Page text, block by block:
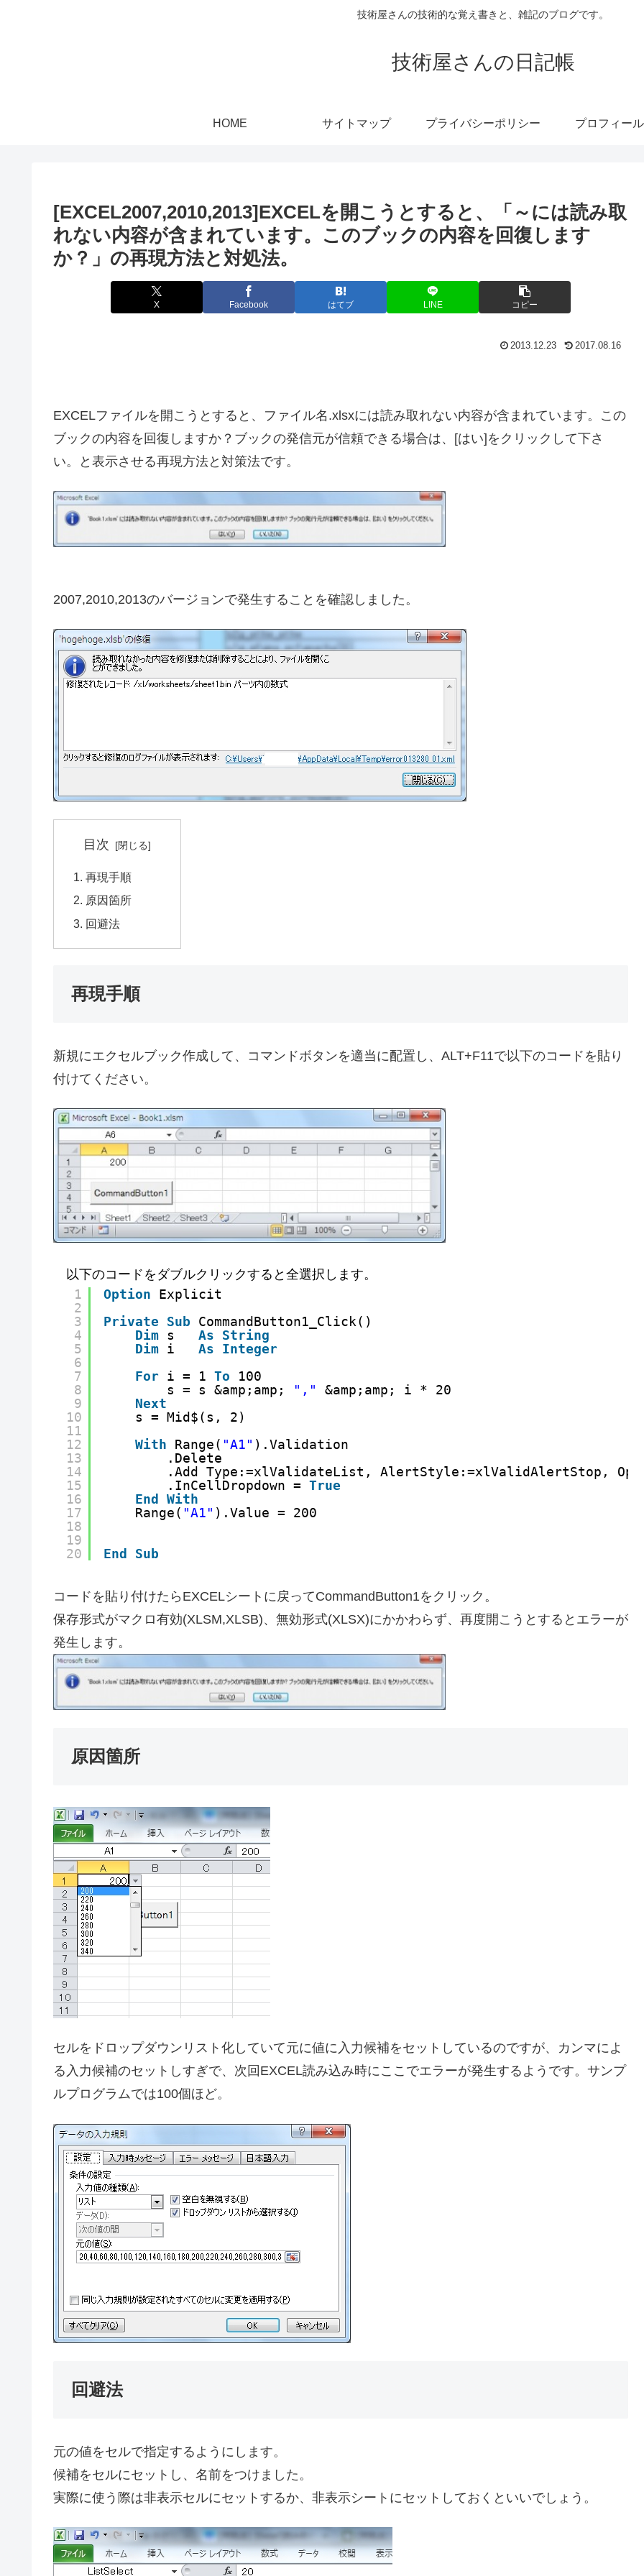
技術屋さんの技術的な覚え書きと、雑記のブログです。
技術屋さんの日記帳
HOME サイトマップ プライバシーポリシー プロフィール
[EXCEL2007,2010,2013]EXCELを開こうとすると、「～には読み取
れない内容が含まれています。このブックの内容を回復します
か？」の再現方法と対処法。
X Facebook はてブ LINE コピー
2013.12.23 2017.08.16
EXCELファイルを開こうとすると、ファイル名.xlsxには読み取れない内容が含まれています。この
ブックの内容を回復しますか？ブックの発信元が信頼できる場合は、[はい]をクリックして下さ
い。と表示させる再現方法と対策法です。
2007,2010,2013のバージョンで発生することを確認しました。
目次
再現手順
原因箇所
回避法
再現手順
新規にエクセルブック作成して、コマンドボタンを適当に配置し、ALT+F11で以下のコードを貼り
付けてください。
以下のコードをダブルクリックすると全選択します。
1
2
3
4
5
6
7
8
9
10
11
12
13
14
15
16
17
18
19
20
Option
Explicit
Private Sub
CommandButton1_Click()
Dim s As
String
Dim i As
Integer
For i = 1 To
100
s = s &amp;amp;
","
&amp;amp; i * 20
Next
s = Mid$(s, 2)
With
Range( "A1" ).Validation
.Delete
.Add Type:=xlValidateList, AlertStyle:=xlValidAlertStop,
.InCellDropdown = True
End
With
Range( "A1" ).Value = 200
End Sub
コードを貼り付けたらEXCELシートに戻ってCommandButton1をクリック。
保存形式がマクロ有効(XLSM,XLSB)、無効形式(XLSX)にかかわらず、再度開こうとするとエラーが
発生します。
原因箇所
セルをドロップダウンリスト化していて元に値に入力候補をセットしているのですが、カンマによ
る入力候補のセットしすぎで、次回EXCEL読み込み時にここでエラーが発生するようです。サンプ
ルプログラムでは100個ほど。
回避法
元の値をセルで指定するようにします。
候補をセルにセットし、名前をつけました。
実際に使う際は非表示セルにセットするか、非表示シートにセットしておくといいでしょう。